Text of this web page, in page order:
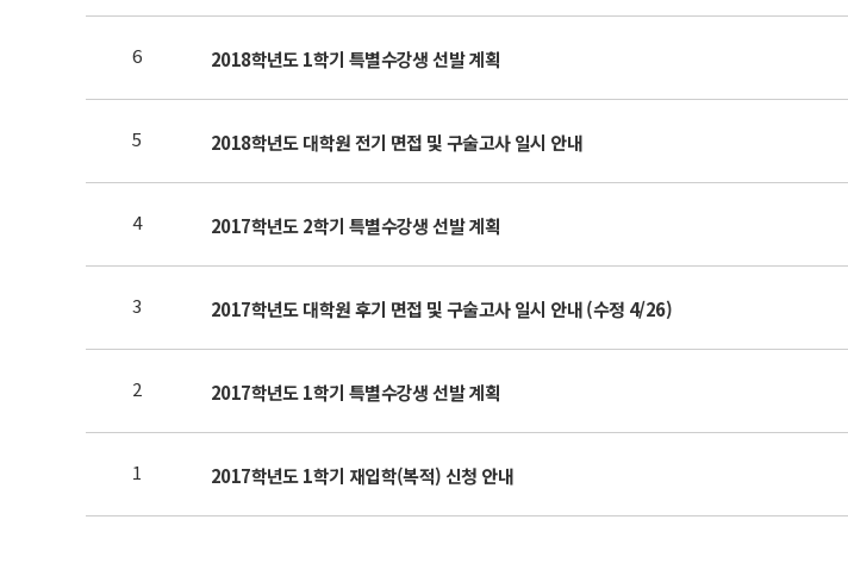
6 2018학년도 1학기 특별수강생 선발 계획
5 2018학년도 대학원 전기 면접 및 구술고사 일시 안내
4 2017학년도 2학기 특별수강생 선발 계획
3 2017학년도 대학원 후기 면접 및 구술고사 일시 안내 (수정 4/26)
2 2017학년도 1학기 특별수강생 선발 계획
1 2017학년도 1학기 재입학(복적) 신청 안내